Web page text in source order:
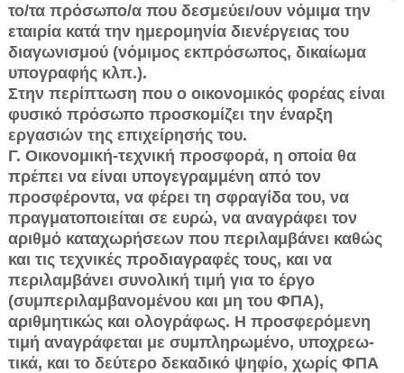
το/τα πρό­σωπο/α που δεσμεύει/ουν νόμιμα την
εταιρία κατά την ημερομηνία διενέρ­γειας του
διαγωνισμού (νόμιμος εκπρόσωπος, δικαίωμα
υπογραφής κλπ.).
Στην περίπτωση που ο οικονομικός φορέας είναι
φυσικό πρόσωπο προ­σκομίζει την έναρξη
εργασιών της επιχείρησής του.
Γ. Οικονομική-τεχνική προσφορά, η οποία θα
πρέπει να είναι υπογεγραμ­μένη από τον
προσφέροντα, να φέρει τη σφραγίδα του, να
πραγματοποιεί­ται σε ευρώ, να αναγράφει τον
αριθμό καταχωρήσεων που περιλαμβάνει κα­θώς
και τις τεχνικές προδιαγραφές τους, και να
περιλαμβάνει συνολική τιμή για το έργο
(συμπεριλαμβανομένου και μη του ΦΠΑ),
αριθμητικώς και ολο­γράφως. Η προσφερόμενη
τιμή αναγράφεται με συμπληρωμένο, υποχρεω­
τικά, και το δεύτερο δεκαδικό ψηφίο, χωρίς ΦΠΑ